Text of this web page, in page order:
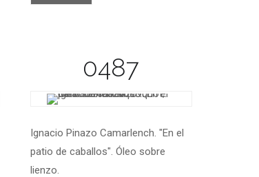
0487
Ignacio Pinazo Camarlench. "En el
patio de caballos". Óleo sobre
lienzo.